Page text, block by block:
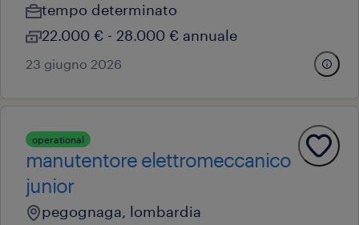
tempo determinato
22.000 € - 28.000 € annuale
23 giugno 2026
operational
manutentore elettromeccanico
junior
pegognaga, lombardia